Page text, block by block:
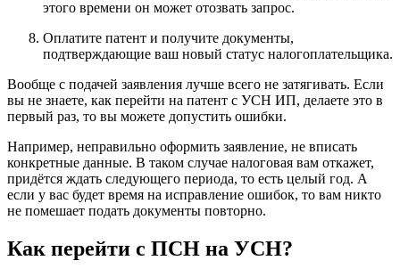
этого времени он может отозвать запрос.
Оплатите патент и получите документы,
подтверждающие ваш новый статус налогоплательщика.
Вообще с подачей заявления лучше всего не затягивать. Если
вы не знаете, как перейти на патент с УСН ИП, делаете это в
первый раз, то вы можете допустить ошибки.
Например, неправильно оформить заявление, не вписать
конкретные данные. В таком случае налоговая вам откажет,
придётся ждать следующего периода, то есть целый год. А
если у вас будет время на исправление ошибок, то вам никто
не помешает подать документы повторно.
Как перейти с ПСН на УСН?